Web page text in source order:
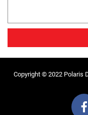
Copyright © 2022 Polaris